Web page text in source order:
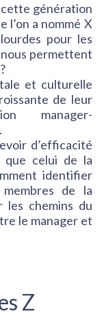
génération
l’on a nommé X
pour les
permettent
et culturelle
de leur
manager-
d’efficacité
que celui de la
identifier
de la
les chemins du
le manager et
Z